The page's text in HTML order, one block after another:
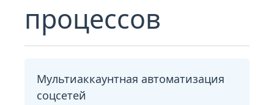
процессов
Мультиаккаунтная автоматизация
соцсетей